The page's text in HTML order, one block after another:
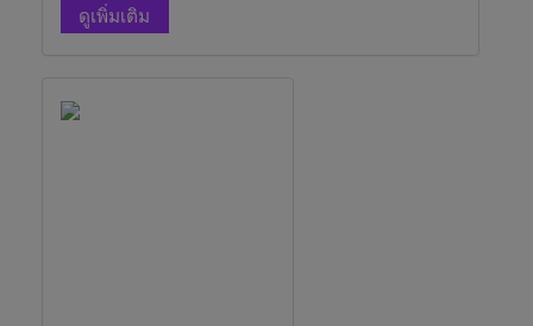
ดูเพิ่มเติม